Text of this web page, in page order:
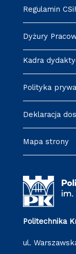
Regulamin
Dyżury
Kadra
Polityka
Deklaracja
Mapa strony
Politechnika
ul.